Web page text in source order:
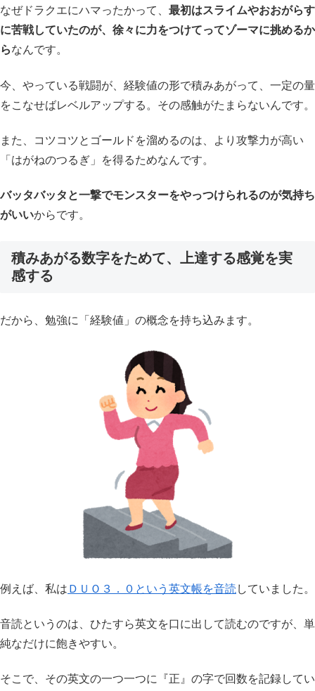
なぜドラクエにハマったかって、 最初はスライムやおおがらす
に苦戦していたのが、徐々に力をつけてってゾーマに挑めるか
らなんです。
今、やっている戦闘が、経験値の形で積みあがって、一定の量
をこなせばレベルアップする。その感触がたまらないんです。
また、コツコツとゴールドを溜めるのは、より攻撃力が高い
「はがねのつるぎ」を得るためなんです。
バッタバッタと一撃でモンスターをやっつけられるのが気持ち
がいいからです。
積みあがる数字をためて、上達する感覚を実
感する
だから、勉強に「経験値」の概念を持ち込みます。
例えば、私は ＤＵＯ３．０という英文帳を音読 していました。
音読というのは、ひたすら英文を口に出して読むのですが、単
純なだけに飽きやすい。
そこで、その英文の一つ一つに『正』の字で回数を記録してい